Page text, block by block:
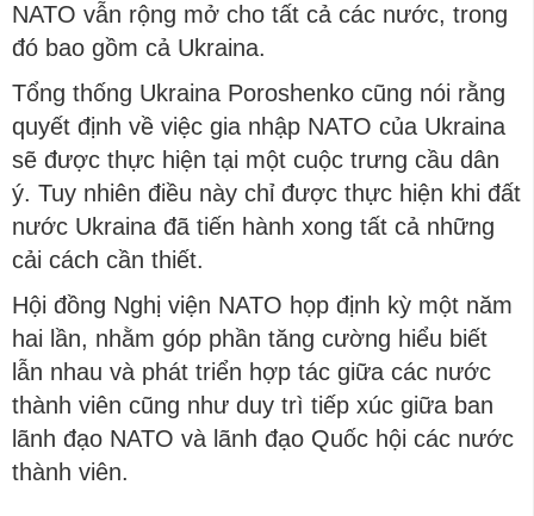
NATO vẫn rộng mở cho tất cả các nước, trong
đó bao gồm cả Ukraina.
Tổng thống Ukraina Poroshenko cũng nói rằng
quyết định về việc gia nhập NATO của Ukraina
sẽ được thực hiện tại một cuộc trưng cầu dân
ý. Tuy nhiên điều này chỉ được thực hiện khi đất
nước Ukraina đã tiến hành xong tất cả những
cải cách cần thiết.
Hội đồng Nghị viện NATO họp định kỳ một năm
hai lần, nhằm góp phần tăng cường hiểu biết
lẫn nhau và phát triển hợp tác giữa các nước
thành viên cũng như duy trì tiếp xúc giữa ban
lãnh đạo NATO và lãnh đạo Quốc hội các nước
thành viên.